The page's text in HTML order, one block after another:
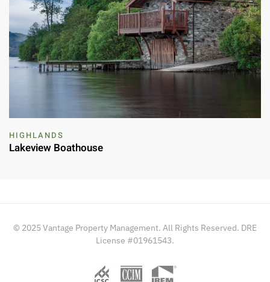
HIGHLANDS
Lakeview Boathouse
© 2025 Vantage Property Management. All Rights Reserved. DRE
License #01961543.